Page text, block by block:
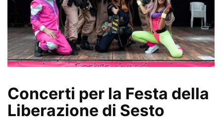
Concerti per la Festa della
Liberazione di Sesto